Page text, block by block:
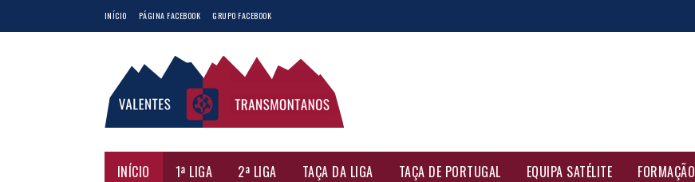
INÍCIO PÁGINA FACEBOOK GRUPO FACEBOOK
INÍCIO 1ª LIGA 2ª LIGA TAÇA DA LIGA TAÇA DE PORTUGAL EQUIPA SATÉLITE FORMAÇÃO